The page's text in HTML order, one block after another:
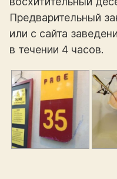
Предварительный
или с сайта
в течении 4 часов.